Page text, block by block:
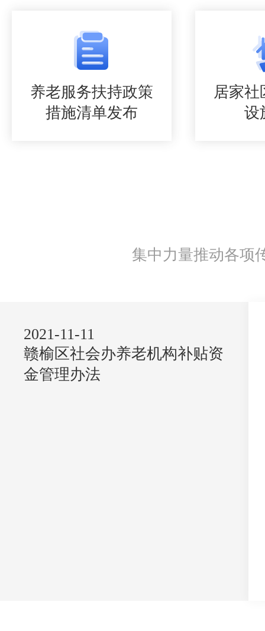
养老服务扶持政策
措施清单发布
居家社
设
集中力量推动各项
2021-11-11
赣榆区社会办养老机构补贴资
金管理办法